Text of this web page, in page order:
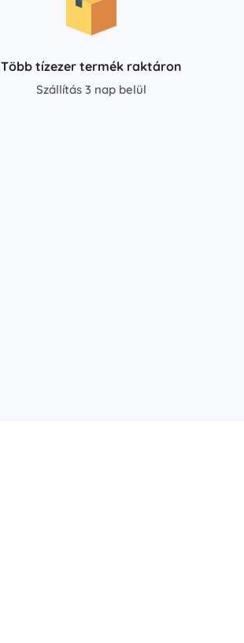
Több tízezer termék raktáron
Szállítás 3 nap belül